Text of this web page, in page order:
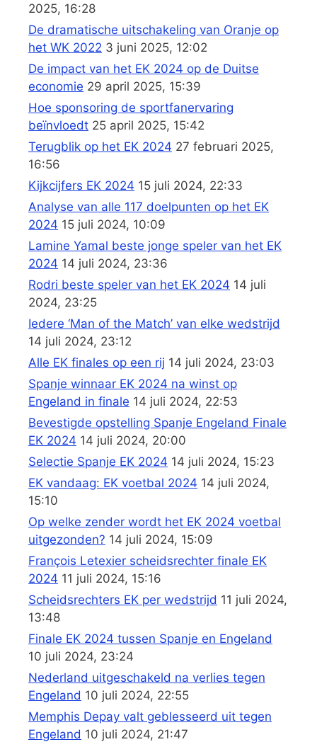
2025, 16:28
De dramatische uitschakeling van Oranje op
het WK 2022 3 juni 2025, 12:02
De impact van het EK 2024 op de Duitse
economie 29 april 2025, 15:39
Hoe sponsoring de sportfanervaring
beïnvloedt 25 april 2025, 15:42
Terugblik op het EK 2024 27 februari 2025,
16:56
Kijkcijfers EK 2024 15 juli 2024, 22:33
Analyse van alle 117 doelpunten op het EK
2024 15 juli 2024, 10:09
Lamine Yamal beste jonge speler van het EK
2024 14 juli 2024, 23:36
Rodri beste speler van het EK 2024 14 juli
2024, 23:25
Iedere ‘Man of the Match’ van elke wedstrijd
14 juli 2024, 23:12
Alle EK finales op een rij 14 juli 2024, 23:03
Spanje winnaar EK 2024 na winst op
Engeland in finale 14 juli 2024, 22:53
Bevestigde opstelling Spanje Engeland Finale
EK 2024 14 juli 2024, 20:00
Selectie Spanje EK 2024 14 juli 2024, 15:23
EK vandaag: EK voetbal 2024 14 juli 2024,
15:10
Op welke zender wordt het EK 2024 voetbal
uitgezonden? 14 juli 2024, 15:09
François Letexier scheidsrechter finale EK
2024 11 juli 2024, 15:16
Scheidsrechters EK per wedstrijd 11 juli 2024,
13:48
Finale EK 2024 tussen Spanje en Engeland
10 juli 2024, 23:24
Nederland uitgeschakeld na verlies tegen
Engeland 10 juli 2024, 22:55
Memphis Depay valt geblesseerd uit tegen
Engeland 10 juli 2024, 21:47